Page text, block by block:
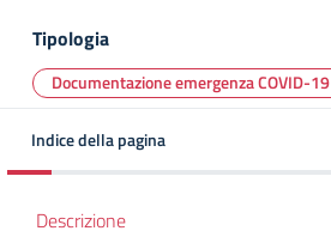
Tipologia
Documentazione emergenza COVID-19
Indice della pagina
Descrizione